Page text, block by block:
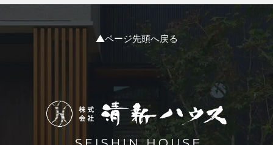
2023年11月
2023年8月
▲ページ先頭へ戻る